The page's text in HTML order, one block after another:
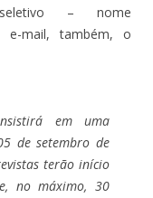
seletivo – nome
e-mail, também, o
em uma
de setembro de
terão início
no máximo, 30